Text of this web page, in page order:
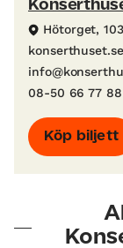
Hötorget,
konserthuset.se
08-50 66 77 88
Köp biljett